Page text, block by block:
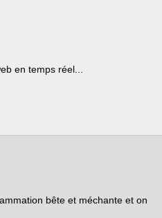
en temps réel...
bête et méchante et on